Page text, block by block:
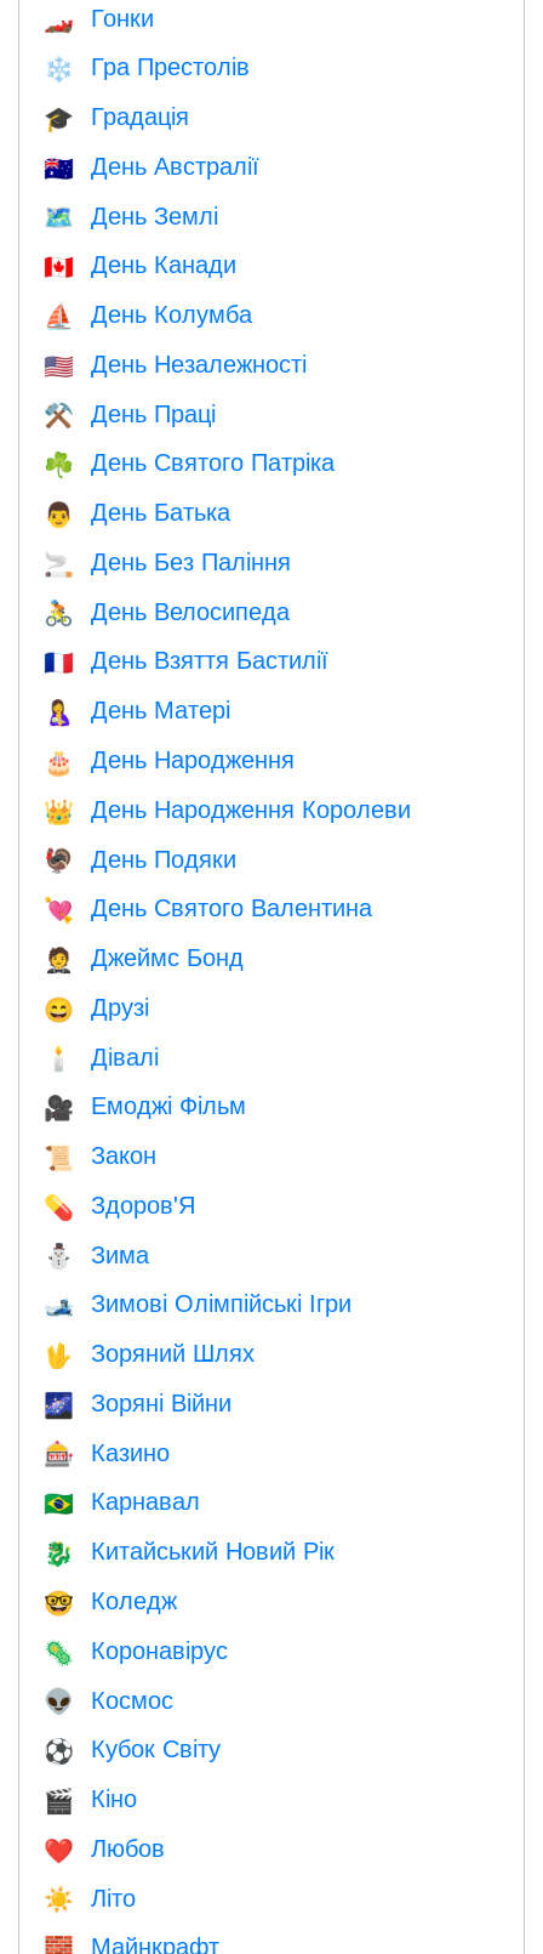
🏎 Гонки
❄️ Гра Престолів
🎓 Градація
🇦🇺 День Австралії
🗺️ День Землі
🇨🇦 День Канади
⛵️ День Колумба
🇺🇸 День Незалежності
⚒️ День Праці
☘️ День Святого Патріка
👨 День Батька
🚬 День Без Паління
🚴 День Велосипеда
🇫🇷 День Взяття Бастилії
🤱 День Матері
🎂 День Народження
👑 День Народження Королеви
🦃 День Подяки
💘 День Святого Валентина
🤵 Джеймс Бонд
😄 Друзі
🕯 Дівалі
🎥 Емоджі Фільм
📜 Закон
💊 Здоров'Я
⛄ Зима
🎿 Зимові Олімпійські Ігри
🖖 Зоряний Шлях
🌌 Зоряні Війни
🎰 Казино
🇧🇷 Карнавал
🐉 Китайський Новий Рік
🤓 Коледж
🦠 Коронавірус
👽 Космос
⚽ Кубок Світу
🎬 Кіно
❤️️ Любов
☀️ Літо
Майнкрафт